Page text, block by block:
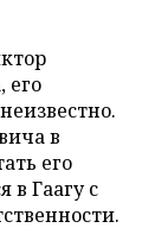
его
в
его
в Гаагу с